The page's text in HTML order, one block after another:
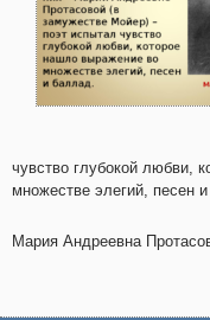
чувство глубокой любви,
множестве элегий, песен
Мария Андреевна